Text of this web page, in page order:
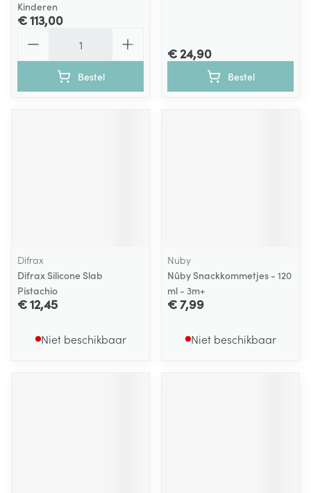
Kinderen
€ 113,00
Bestel
€ 24,90
Bestel
Difrax
Difrax Silicone Slab
Pistachio
€ 12,45
Niet beschikbaar
Nuby
Nûby Snackkommetjes - 120
ml - 3m+
€ 7,99
Niet beschikbaar